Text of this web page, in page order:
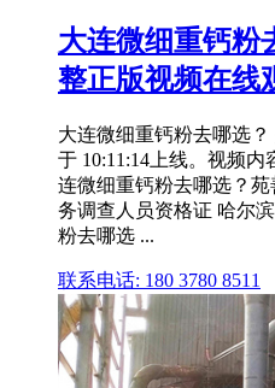
大连微细重钙粉
整正版视频在线
大连微细重钙粉去哪选
于 10:11:14上线。视频
连微细重钙粉去哪选？
务调查人员资格证 哈尔
粉去哪选 ...
联系电话: 180 3780 8511